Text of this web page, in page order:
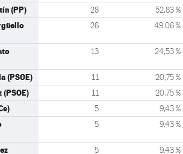
(PP) 28 52,83 %
26 49,06 %
13 24,53 %
(PSOE) 11 20,75 %
11 20,75 %
5 9,43 %
5 9,43 %
5 9,43 %